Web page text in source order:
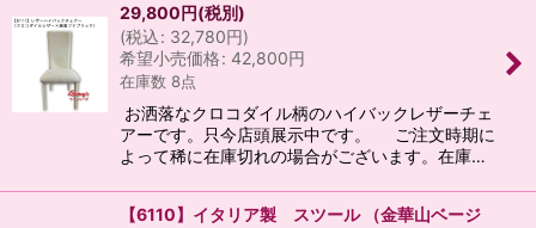
29,800円(税別)
(税込: 32,780円)
希望小売価格: 42,800円
在庫数 8点
お洒落なクロコダイル柄のハイバックレザーチェ
アーです。只今店頭展示中です。 ご注文時期に
よって稀に在庫切れの場合がございます。在庫…
【6110】イタリア製 スツール （金華山ベージ